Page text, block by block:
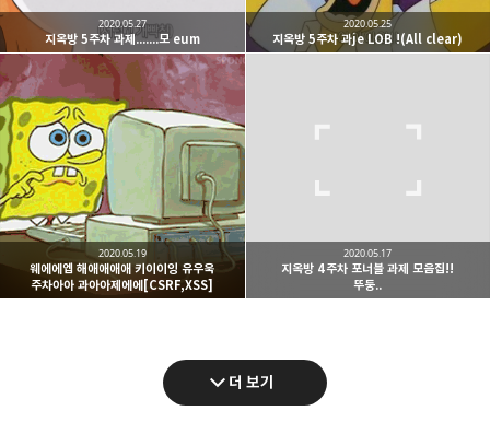
지옥방 5주차 과제.......모 eum
2020.05.27
지옥방 5주차 과je LOB !(All clear)
2020.05.25
웨에에엡 해애애애애 키이이잉 유우욱
주차아아 과아아제에에[CSRF,XSS]
2020.05.19
지옥방 4주차 포너블 과제 모음집!!
뚜둥..
2020.05.17
더 보기